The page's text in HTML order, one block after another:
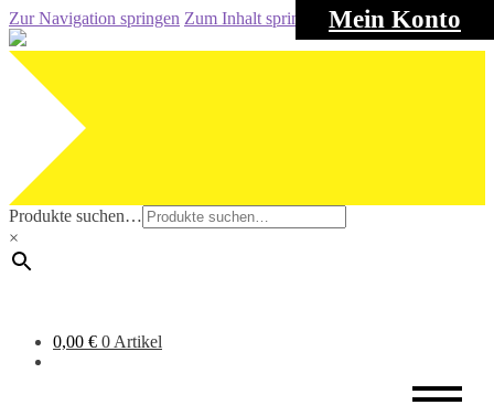
Mein Konto
Zur Navigation springen Zum Inhalt springen
Produkte suchen…
×
0,00 € 0 Artikel